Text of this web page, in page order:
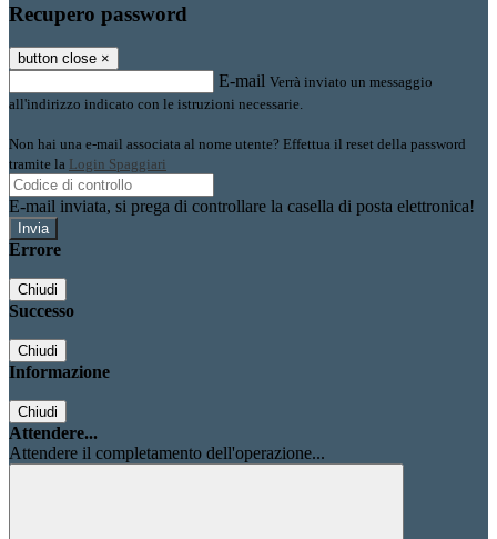
Recupero password
button close ×
E-mail Verrà inviato un messaggio
all'indirizzo indicato con le istruzioni necessarie.
Non hai una e-mail associata al nome utente? Effettua il reset della password
tramite la Login Spaggiari
E-mail inviata, si prega di controllare la casella di posta elettronica!
Errore
Chiudi
Successo
Chiudi
Informazione
Chiudi
Attendere...
Attendere il completamento dell'operazione...